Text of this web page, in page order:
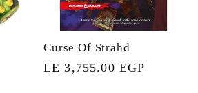
Curse Of Strahd
السعر
LE 3,755.00 EGP